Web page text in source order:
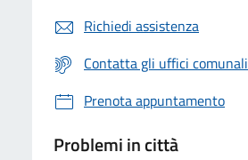
Richiedi assistenza
Contatta gli uffici comunali
Prenota appuntamento
Problemi in città